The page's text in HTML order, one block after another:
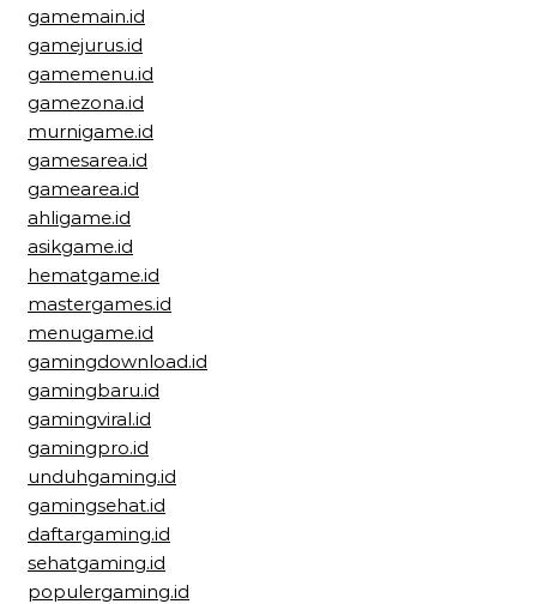
gamemain.id
gamejurus.id
gamemenu.id
gamezona.id
murnigame.id
gamesarea.id
gamearea.id
ahligame.id
asikgame.id
hematgame.id
mastergames.id
menugame.id
gamingdownload.id
gamingbaru.id
gamingviral.id
gamingpro.id
unduhgaming.id
gamingsehat.id
daftargaming.id
sehatgaming.id
populergaming.id